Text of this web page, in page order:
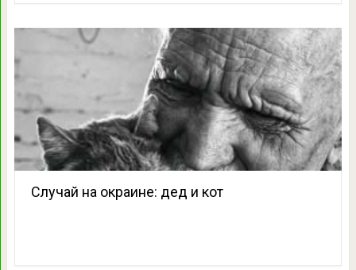
Случай на окраине: дед и кот